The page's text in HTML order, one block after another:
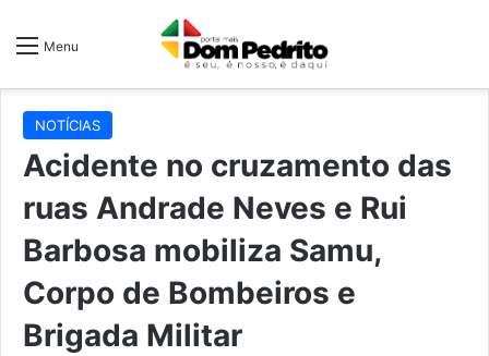
Menu
NOTÍCIAS
Acidente no cruzamento das
ruas Andrade Neves e Rui
Barbosa mobiliza Samu,
Corpo de Bombeiros e
Brigada Militar